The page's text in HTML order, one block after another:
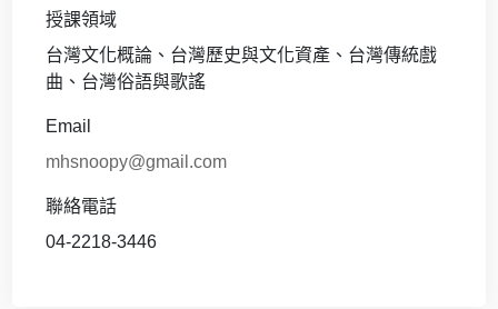
授課領域
台灣文化概論、台灣歷史與文化資產、台灣傳統戲
曲、台灣俗語與歌謠
Email
mhsnoopy@gmail.com
聯絡電話
04-2218-3446